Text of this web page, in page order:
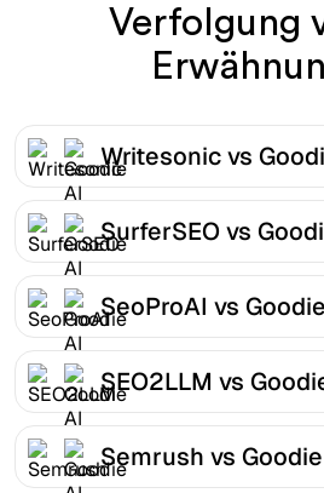
Verfolgung
Writesonic vs
SurferSEO vs
SeoProAI vs
SEO2LLM vs
Semrush vs